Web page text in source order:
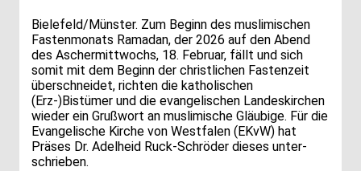
Bielefeld/Münster. Zum Beginn des muslimischen
Fastenmonats Ramadan, der 2026 auf den Abend
des Aschermittwochs, 18. Februar, fällt und sich
somit mit dem Beginn der christlichen Fastenzeit
überschneidet, richten die katholischen
(Erz-)Bistümer und die evangelischen Landeskirchen
wieder ein Grußwort an muslimische Gläubige. Für die
Evangelische Kirche von Westfalen (EKvW) hat
Präses Dr. Adelheid Ruck-Schröder dieses unter-
schrieben.